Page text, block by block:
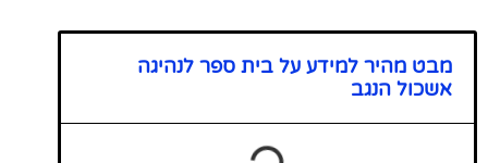
מבט מהיר למידע על בית ספר לנהיגה
אשכול הנגב